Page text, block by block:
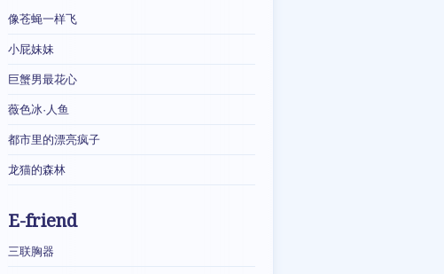
像苍蝇一样飞
小屁妹妹
巨蟹男最花心
薇色冰·人鱼
都市里的漂亮疯子
龙猫的森林
E-friend
三联胸器